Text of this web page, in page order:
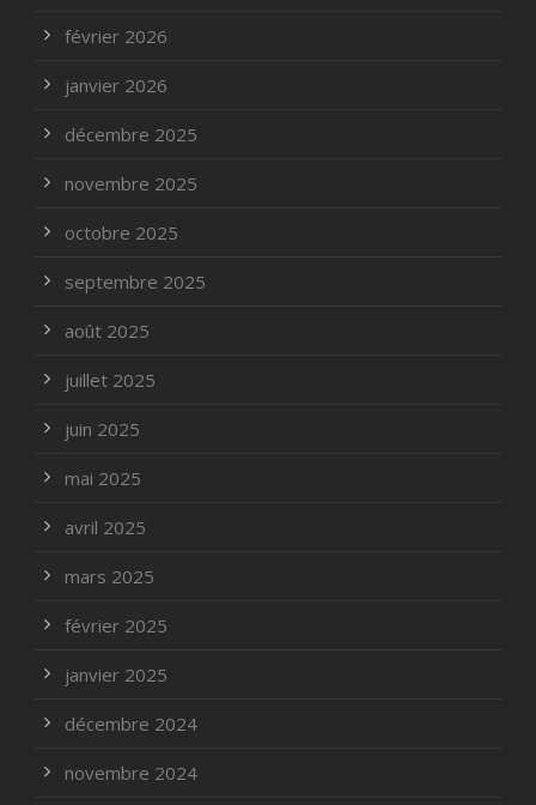
février 2026
janvier 2026
décembre 2025
novembre 2025
octobre 2025
septembre 2025
août 2025
juillet 2025
juin 2025
mai 2025
avril 2025
mars 2025
février 2025
janvier 2025
décembre 2024
novembre 2024